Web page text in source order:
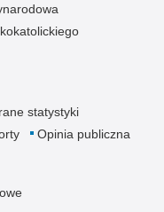
statystyki
Opinia publiczna